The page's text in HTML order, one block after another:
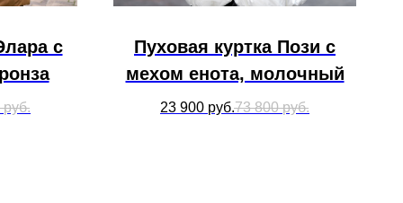
с
руб.
Пуховая куртка Пози с
мехом енота, молочный
23 900 руб.73 800 руб.